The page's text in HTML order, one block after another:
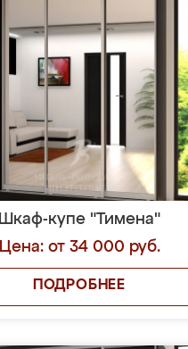
Шкаф-купе "Тимена"
Цена: от 34 000 руб.
ПОДРОБНЕЕ